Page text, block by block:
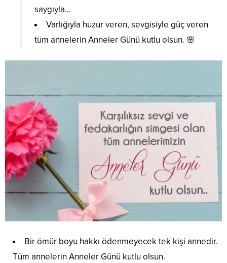
saygıyla…
Varlığıyla huzur veren, sevgisiyle güç veren
tüm annelerin Anneler Günü kutlu olsun. 🌸
Bir ömür boyu hakkı ödenmeyecek tek kişi annedir.
Tüm annelerin Anneler Günü kutlu olsun.